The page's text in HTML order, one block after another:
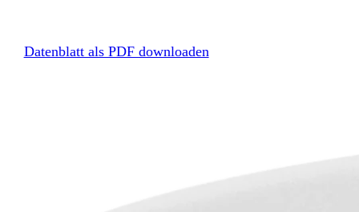
Datenblatt als PDF downloaden